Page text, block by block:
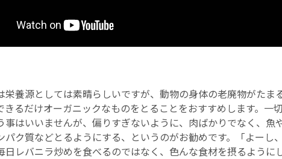
栄養源としては素晴らしいですが、動物の身体の老廃物がたま
きるだけオーガニックなものをとることをおすすめします。一
事はいいませんが、偏りすぎないように、肉ばかりでなく、魚
パク質などとるようにする、というのがお勧めです。「よーし
日レバニラ炒めを食べるのではなく、色んな食材を摂るように
遠方にお住まいで当院での出産を希望される方へ
English Page